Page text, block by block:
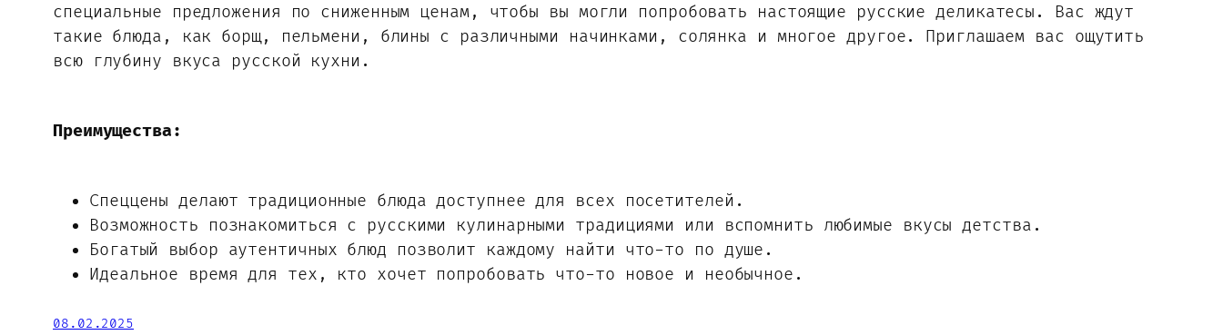
специальные предложения по сниженным ценам, чтобы вы могли попробовать настоящие русские деликатесы. Вас ждут
такие блюда, как борщ, пельмени, блины с различными начинками, солянка и многое другое. Приглашаем вас ощутить
всю глубину вкуса русской кухни.
Преимущества:
Спеццены делают традиционные блюда доступнее для всех посетителей.
Возможность познакомиться с русскими кулинарными традициями или вспомнить любимые вкусы детства.
Богатый выбор аутентичных блюд позволит каждому найти что-то по душе.
Идеальное время для тех, кто хочет попробовать что-то новое и необычное.
08.02.2025